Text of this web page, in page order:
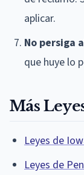
aplicar.
No persiga
que huye lo
Más
Leyes de
Leyes de